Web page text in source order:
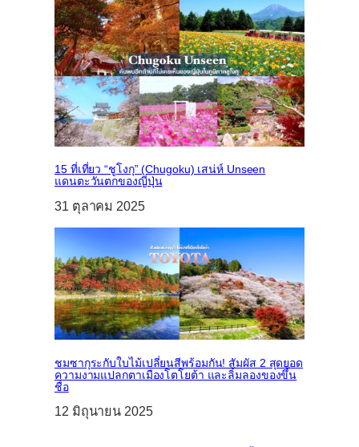
15 ที่เที่ยว “ชูโงกุ” (Chugoku) เสน่ห์ Unseen
แดนตะวันตกของญี่ปุ่น
31 ตุลาคม 2025
ชมซากุระกับใบไม้เปลี่ยนสีพร้อมกัน! สัมผัส 2 สุดยอด
ความงามแปลกตาเมืองโตโยต้า และลิ้มลองของขึ้น
ชื่อ
12 มิถุนายน 2025